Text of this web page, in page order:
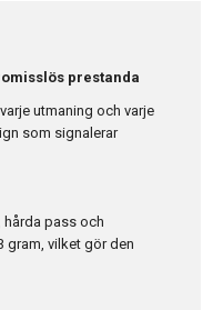
prestanda
utmaning och varje
som signalerar
hårda pass och
gram, vilket gör den